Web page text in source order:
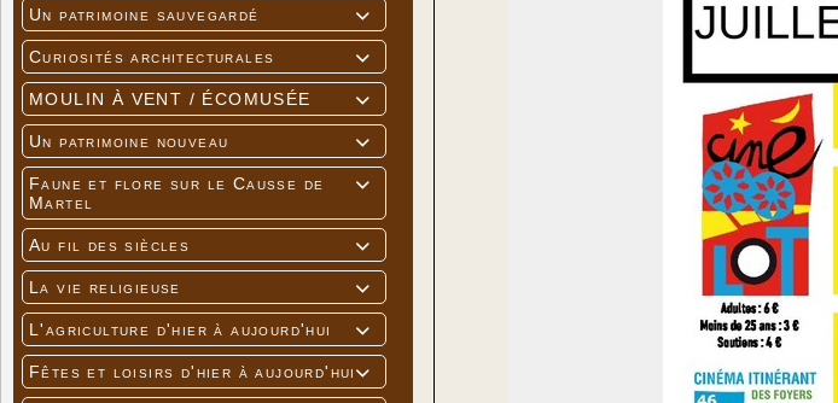

Un patrimoine sauvegardé

Curiosités architecturales

MOULIN À VENT / ÉCOMUSÉE

Un patrimoine nouveau

Faune et flore sur le Causse de
Martel

Au fil des siècles

La vie religieuse

L'agriculture d'hier à aujourd'hui

Fêtes et loisirs d'hier à aujourd'hui